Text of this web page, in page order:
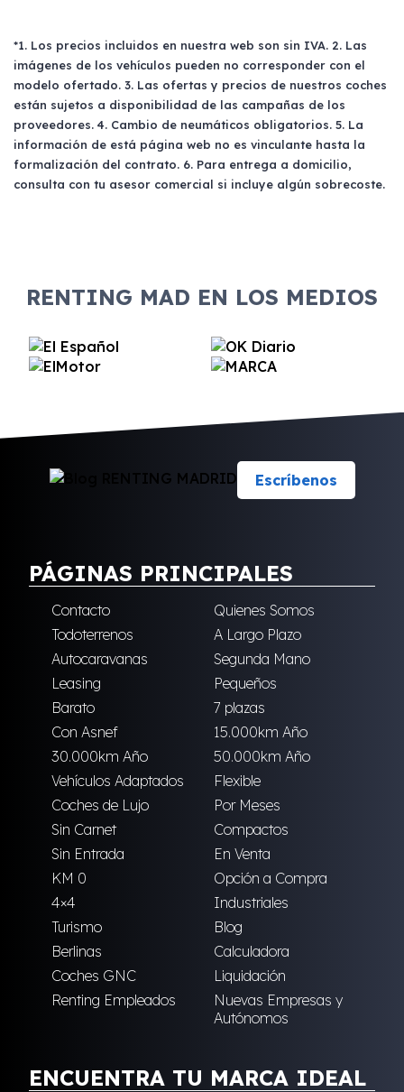
cantidad de kilómetros recorridos y el coste
del mercado actual.
*1. Los precios incluidos en nuestra web son sin IVA. 2. Las
imágenes de los vehículos pueden no corresponder con el
modelo ofertado. 3. Las ofertas y precios de nuestros coches
están sujetos a disponibilidad de las campañas de los
proveedores. 4. Cambio de neumáticos obligatorios. 5. La
información de está página web no es vinculante hasta la
formalización del contrato. 6. Para entrega a domicilio,
consulta con tu asesor comercial si incluye algún sobrecoste.
RENTING MAD EN LOS MEDIOS
Escríbenos
PÁGINAS PRINCIPALES
Contacto
Quienes Somos
Todoterrenos
A Largo Plazo
Autocaravanas
Segunda Mano
Leasing
Pequeños
Barato
7 plazas
Con Asnef
15.000km Año
30.000km Año
50.000km Año
Vehículos Adaptados
Flexible
Coches de Lujo
Por Meses
Sin Carnet
Compactos
Sin Entrada
En Venta
KM 0
Opción a Compra
4×4
Industriales
Turismo
Blog
Berlinas
Calculadora
Coches GNC
Liquidación
Renting Empleados
Nuevas Empresas y
Autónomos
ENCUENTRA TU MARCA IDEAL